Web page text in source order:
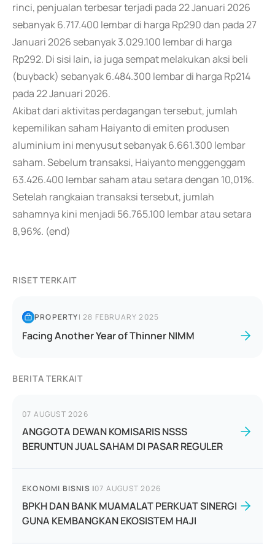
rinci, penjualan terbesar terjadi pada 22 Januari 2026
sebanyak 6.717.400 lembar di harga Rp290 dan pada 27
Januari 2026 sebanyak 3.029.100 lembar di harga
Rp292. Di sisi lain, ia juga sempat melakukan aksi beli
(buyback) sebanyak 6.484.300 lembar di harga Rp214
pada 22 Januari 2026.
Akibat dari aktivitas perdagangan tersebut, jumlah
kepemilikan saham Haiyanto di emiten produsen
aluminium ini menyusut sebanyak 6.661.300 lembar
saham. Sebelum transaksi, Haiyanto menggenggam
63.426.400 lembar saham atau setara dengan 10,01%.
Setelah rangkaian transaksi tersebut, jumlah
sahamnya kini menjadi 56.765.100 lembar atau setara
8,96%. (end)
RISET TERKAIT
PROPERTY|28 FEBRUARY 2025
Facing Another Year of Thinner NIMM
BERITA TERKAIT
07 AUGUST 2026
ANGGOTA DEWAN KOMISARIS NSSS
BERUNTUN JUAL SAHAM DI PASAR REGULER
EKONOMI BISNIS |07 AUGUST 2026
BPKH DAN BANK MUAMALAT PERKUAT SINERGI
GUNA KEMBANGKAN EKOSISTEM HAJI